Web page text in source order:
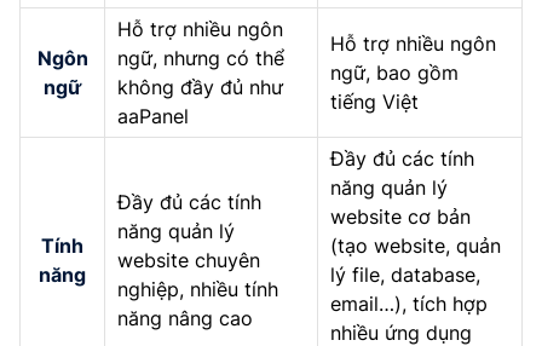
Ngôn
ngữ
Hỗ trợ nhiều ngôn
ngữ, nhưng có thể
không đầy đủ như
aaPanel
Hỗ trợ nhiều ngôn
ngữ, bao gồm
tiếng Việt
Tính
năng
Đầy đủ các tính
năng quản lý
website chuyên
nghiệp, nhiều tính
năng nâng cao
Đầy đủ các tính
năng quản lý
website cơ bản
(tạo website, quản
lý file, database,
email…), tích hợp
nhiều ứng dụng